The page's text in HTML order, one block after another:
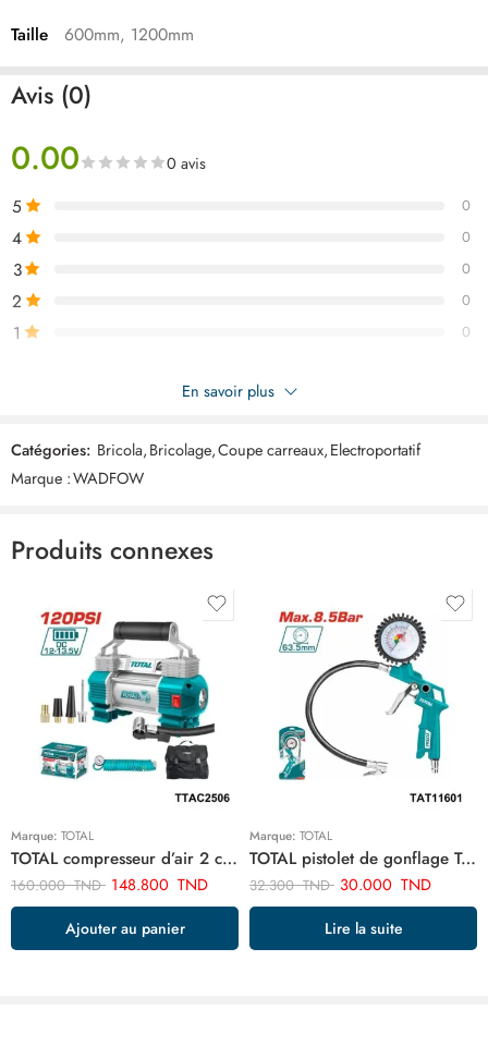
Taille 600mm, 1200mm
Avis (0)
0.00 0 avis
5 0
4 0
3 0
2 0
1 0
Soyez le premier à donner votre avis sur “WADFOW coupe
carreaux 600mm WTR1506”
Commentaires
Il n'y a pas encore de critiques.
En savoir plus
Catégories: Bricola,Bricolage,Coupe carreaux,Electroportatif
Marque :WADFOW
Produits connexes
Marque: TOTAL
TOTAL compresseur d’air 2 cylindre TTAC2506
160.000TND 148.800 TND
Ajouter au panier
Marque: TOTAL
TOTAL pistolet de gonflage TAT11601
32.300TND 30.000 TND
Lire la suite